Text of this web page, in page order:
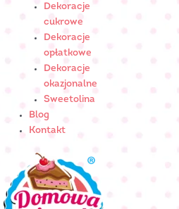
Dekoracje
cukrowe
Dekoracje
opłatkowe
Dekoracje
okazjonalne
Sweetolina
Blog
Kontakt